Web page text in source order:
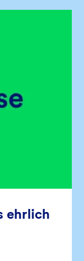
ehrlich